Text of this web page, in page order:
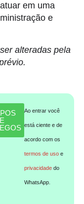
em uma
e
alteradas pela
Ao entrar você
está ciente e de
acordo com os
termos de uso e
privacidade do
WhatsApp.